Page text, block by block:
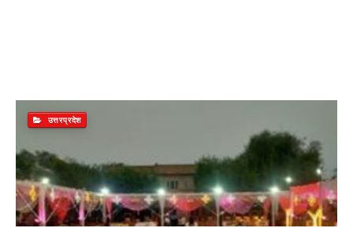
उत्तरप्रदेश